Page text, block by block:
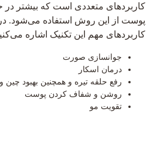
کاربردهای متعددی است که بیشتر در
پوست از این روش استفاده می‌شود. در
کاربردهای مهم این تکنیک اشاره
جوانسازی صورت
درمان اسکار
رفع حلقه تیره و همچنین بهبود
روشن و شفاف کردن پوست
تقویت مو